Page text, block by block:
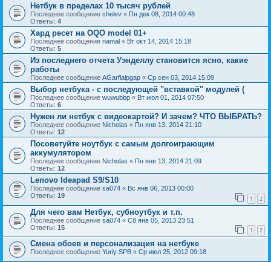
Нетбук в пределах 10 тысяч рублей
Последнее сообщение shelev « Пн дек 08, 2014 00:48
Ответы: 4
Хард ресет на OQO model 01+
Последнее сообщение namal « Вт окт 14, 2014 15:18
Ответы: 5
Из последнего отчета Уэнделлу становится ясно, какие
работы
Последнее сообщение AGarflalpgap « Ср сен 03, 2014 15:09
Выбор нетбука - с последующей "вставкой" модулей (
Последнее сообщение wuwubbp « Вт июл 01, 2014 07:50
Ответы: 6
Нужен ли нетбук с видеокартой? И зачем? ЧТО ВЫБРАТЬ?
Последнее сообщение Nicholas « Пн янв 13, 2014 21:10
Ответы: 12
Посоветуйте ноутбук с самым долгоиграющим
аккумулятором
Последнее сообщение Nicholas « Пн янв 13, 2014 21:09
Ответы: 12
Lenovo Ideapad S9/S10
Последнее сообщение sa074 « Вс янв 06, 2013 00:00
Ответы: 19 1 2
Для чего вам Нетбук, субноутбук и т.п.
Последнее сообщение sa074 « Сб янв 05, 2013 23:51
Ответы: 15 1 2
Смена обоев и персонализация на нетбуке
Последнее сообщение Yuriy SPB « Ср июл 25, 2012 09:18